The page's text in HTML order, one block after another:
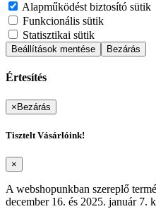
Alapműködést biztosító sütik
Funkcionális sütik
Statisztikai sütik
Beállítások mentése Bezárás
Értesítés
× Bezárás
Tisztelt Vásárlóink!
×
A webshopunkban szereplő
december 16. és 2025. január 7.